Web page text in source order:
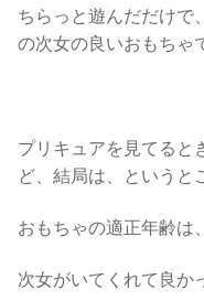
ちらっと遊んだだけで
の次女の良いおもちゃ
プリキュアを見てると
ど、結局は、というと
おもちゃの適正年齢は
次女がいてくれて良か